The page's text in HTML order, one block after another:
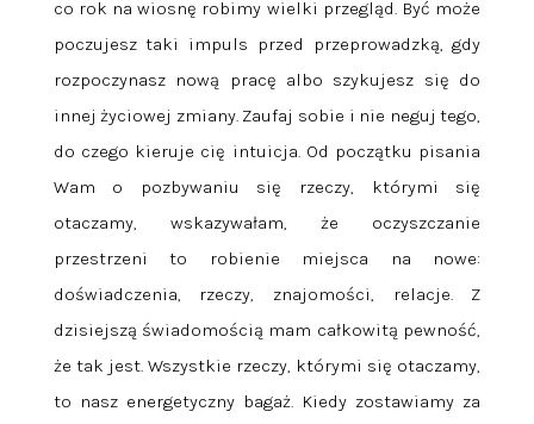
co rok na wiosnę robimy wielki przegląd. Być może
poczujesz taki impuls przed przeprowadzką, gdy
rozpoczynasz nową pracę albo szykujesz się do
innej życiowej zmiany. Zaufaj sobie i nie neguj tego,
do czego kieruje cię intuicja.Od początku pisania
Wam o pozbywaniu się rzeczy, którymi się
otaczamy, wskazywałam, że oczyszczanie
przestrzeni to robienie miejsca na nowe:
doświadczenia, rzeczy, znajomości, relacje. Z
dzisiejszą świadomością mam całkowitą pewność,
że tak jest. Wszystkie rzeczy, którymi się otaczamy,
to nasz energetyczny bagaż. Kiedy zostawiamy za